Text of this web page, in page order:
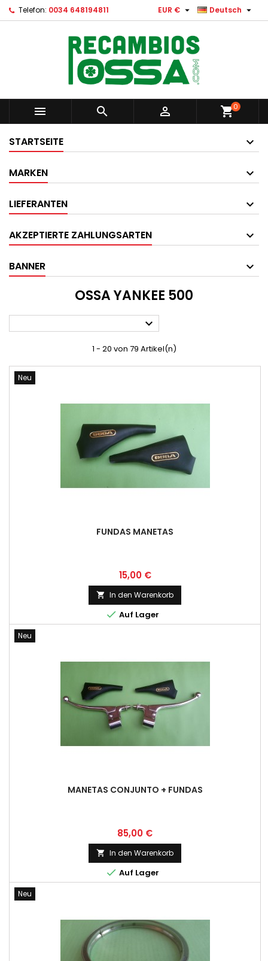
Telefon: 0034 648194811 Deutsch 
EUR € 
   shopping_cart0
STARTSEITE
MARKEN
LIEFERANTEN
AKZEPTIERTE ZAHLUNGSARTEN
BANNER
OSSA YANKEE 500

1 - 20 von 79 Artikel(n)
Neu
FUNDAS MANETAS
Preis
15,00 €
 In den Warenkorb
 Auf Lager
Neu
MANETAS CONJUNTO + FUNDAS
Preis
85,00 €
 In den Warenkorb
 Auf Lager
Neu